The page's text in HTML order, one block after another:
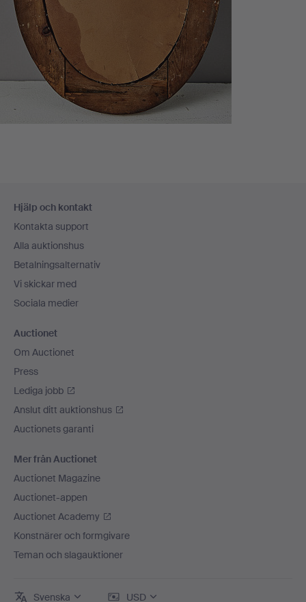
Hjälp och kontakt
Kontakta support
Alla auktionshus
Betalningsalternativ
Vi skickar med
Sociala medier
Auctionet
Om Auctionet
Press
Lediga jobb
Anslut ditt auktionshus
Auctionets garanti
Mer från Auctionet
Auctionet Magazine
Auctionet-appen
Auctionet Academy
Konstnärer och formgivare
Teman och slagauktioner
Svenska USD